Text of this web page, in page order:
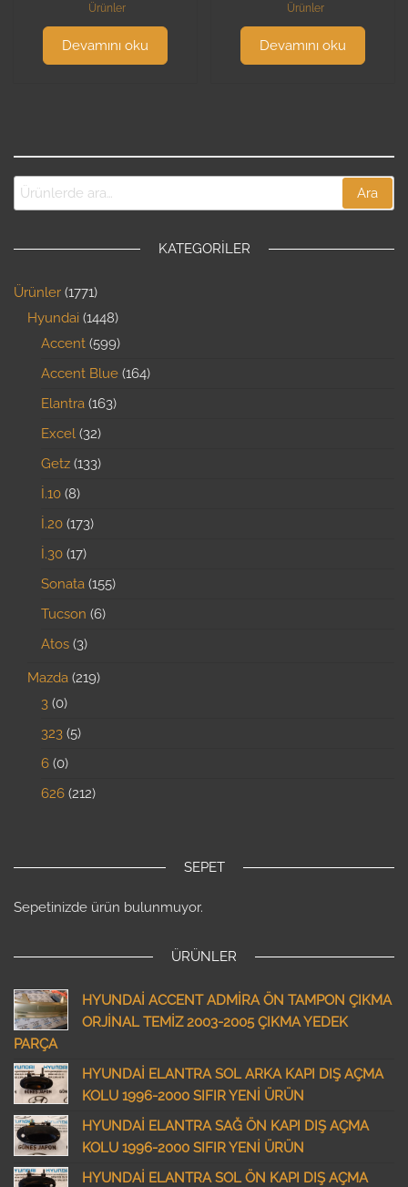
Ürünler
Devamını oku
Ürünler
Devamını oku
Ara
KATEGORILER
Ürünler 1771
Hyundai 1448
Accent 599
Accent Blue 164
Elantra 163
Excel 32
Getz 133
İ.10 8
İ.20 173
İ.30 17
Sonata 155
Tucson 6
Atos 3
Mazda 219
3 0
323 5
6 0
626 212
SEPET
Sepetinizde ürün bulunmuyor.
ÜRÜNLER
HYUNDAİ ACCENT ADMİRA ÖN TAMPON ÇIKMA
ORJİNAL TEMİZ 2003-2005 ÇIKMA YEDEK
PARÇA
HYUNDAİ ELANTRA SOL ARKA KAPI DIŞ AÇMA
KOLU 1996-2000 SIFIR YENİ ÜRÜN
HYUNDAİ ELANTRA SAĞ ÖN KAPI DIŞ AÇMA
KOLU 1996-2000 SIFIR YENİ ÜRÜN
HYUNDAİ ELANTRA SOL ÖN KAPI DIŞ AÇMA